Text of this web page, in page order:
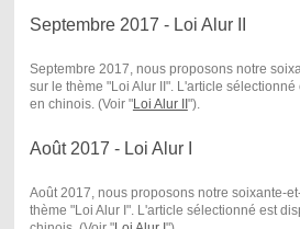
Septembre 2017 - Loi Alur II
Septembre 2017, nous proposons notre
sur le thème "Loi Alur II". L'article
en chinois. (Voir "Loi Alur II ") .
Août 2017 - Loi Alur I
Août 2017, nous proposons notre soixante-
thème "Loi Alur I". L'article sélectionné est